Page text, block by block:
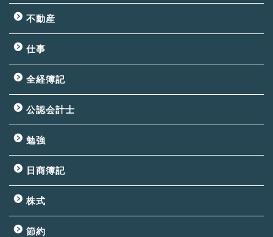
不動産
仕事
全経簿記
公認会計士
勉強
日商簿記
株式
節約